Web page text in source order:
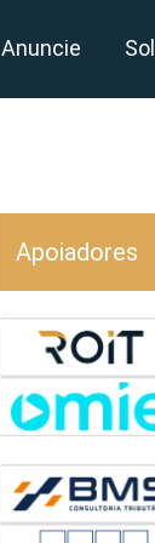
Anuncie
Apoiadores